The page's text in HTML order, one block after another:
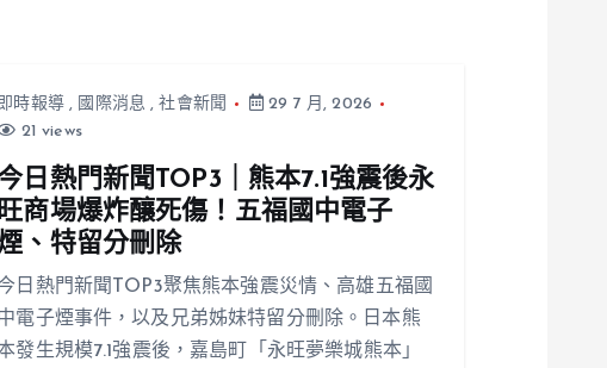
即時報導, 國際消息 ,社會新聞
29 7 月, 2026
21 views
日熱門新聞TOP3｜熊本7.1強震後永
商場爆炸釀死傷！五福國中電子
、特留分刪除
日熱門新聞TOP3聚焦熊本強震災情、高雄五福國
電子煙事件，以及兄弟姊妹特留分刪除。日本熊
發生規模7.1強震後，嘉島町「永旺夢樂城熊本」